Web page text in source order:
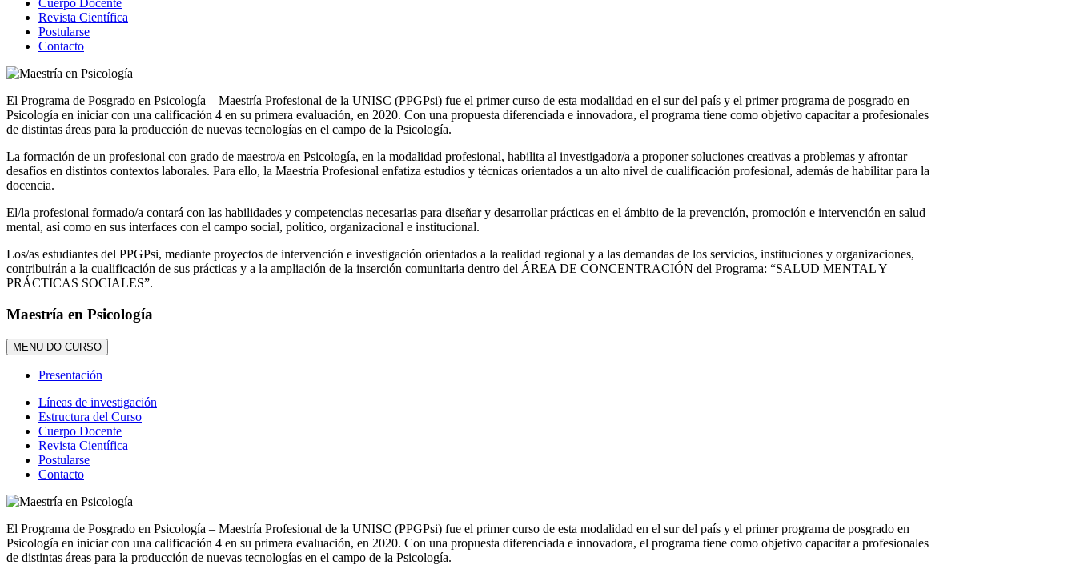
Cuerpo Docente
Revista Científica
Postularse
Contacto
El Programa de Posgrado en Psicología – Maestría Profesional de la UNISC (PPGPsi) fue el primer curso de esta modalidad en el sur del país y el primer programa de posgrado en
Psicología en iniciar con una calificación 4 en su primera evaluación, en 2020. Con una propuesta diferenciada e innovadora, el programa tiene como objetivo capacitar a profesionales
de distintas áreas para la producción de nuevas tecnologías en el campo de la Psicología.
La formación de un profesional con grado de maestro/a en Psicología, en la modalidad profesional, habilita al investigador/a a proponer soluciones creativas a problemas y afrontar
desafíos en distintos contextos laborales. Para ello, la Maestría Profesional enfatiza estudios y técnicas orientados a un alto nivel de cualificación profesional, además de habilitar para la
docencia.
El/la profesional formado/a contará con las habilidades y competencias necesarias para diseñar y desarrollar prácticas en el ámbito de la prevención, promoción e intervención en salud
mental, así como en sus interfaces con el campo social, político, organizacional e institucional.
Los/as estudiantes del PPGPsi, mediante proyectos de intervención e investigación orientados a la realidad regional y a las demandas de los servicios, instituciones y organizaciones,
contribuirán a la cualificación de sus prácticas y a la ampliación de la inserción comunitaria dentro del ÁREA DE CONCENTRACIÓN del Programa: “SALUD MENTAL Y
PRÁCTICAS SOCIALES”.
Maestría en Psicología
MENU DO CURSO
Presentación
Líneas de investigación
Estructura del Curso
Cuerpo Docente
Revista Científica
Postularse
Contacto
El Programa de Posgrado en Psicología – Maestría Profesional de la UNISC (PPGPsi) fue el primer curso de esta modalidad en el sur del país y el primer programa de posgrado en
Psicología en iniciar con una calificación 4 en su primera evaluación, en 2020. Con una propuesta diferenciada e innovadora, el programa tiene como objetivo capacitar a profesionales
de distintas áreas para la producción de nuevas tecnologías en el campo de la Psicología.